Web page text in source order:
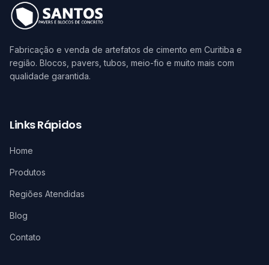
Fabricação e venda de artefatos de cimento em Curitiba e
região. Blocos, pavers, tubos, meio-fio e muito mais com
qualidade garantida.
Links Rápidos
Home
Produtos
Regiões Atendidas
Blog
Contato